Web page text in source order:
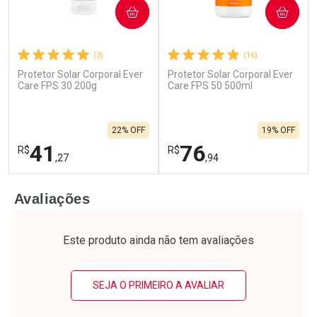
(3)
Protetor Solar Corporal Ever
Care FPS 30 200g
R$41 ,27
22% OFF
COMPRAR
Laboratório
Por Menos
(16)
Protetor Solar Corporal Ever
Care FPS 50 500ml
R$76,94
19% OFF
COMPRAR
Laboratório
Por Menos
Avaliações
Este produto ainda não tem avaliações
SEJA O PRIMEIRO A AVALIAR